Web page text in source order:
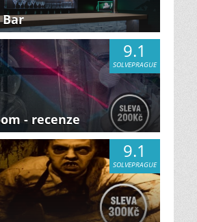
Bar
9.1
SOLVEPRAGUE
- recenze
9.1
SOLVEPRAGUE